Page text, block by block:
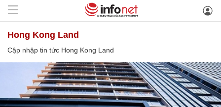
Hong Kong Land
Cập nhập tin tức Hong Kong Land